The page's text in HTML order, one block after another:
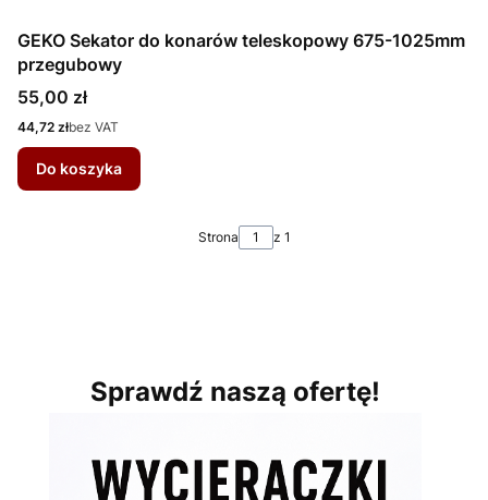
GEKO Sekator do konarów teleskopowy 675-1025mm
przegubowy
Cena
55,00 zł
Cena
44,72 złbez VAT
Do koszyka
Strona z 1
Sprawdź naszą ofertę!